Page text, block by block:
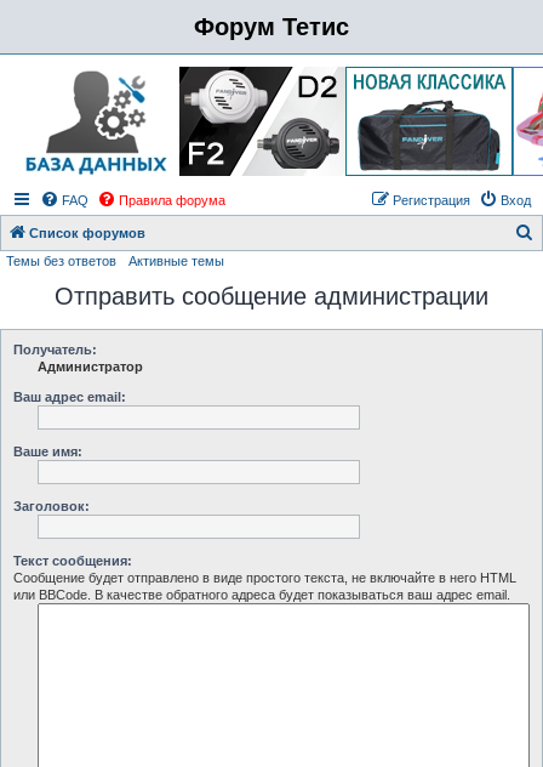
Форум Тетис
FAQ Правила форума Вход
Регистрация
Список форумов
Темы без ответов Активные темы
Отправить сообщение администрации
Получатель:
Администратор
Ваш адрес email:
Ваше имя:
Заголовок:
Текст сообщения:
Сообщение будет отправлено в виде простого текста, не включайте в него HTML
или BBCode. В качестве обратного адреса будет показываться ваш адрес email.